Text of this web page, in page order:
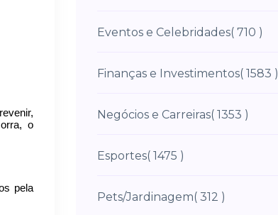
o
pela
Eventos e Celebridades( 710 )
Finanças e Investimentos( 1583 )
Negócios e Carreiras( 1353 )
Esportes( 1475 )
Pets/Jardinagem( 312 )